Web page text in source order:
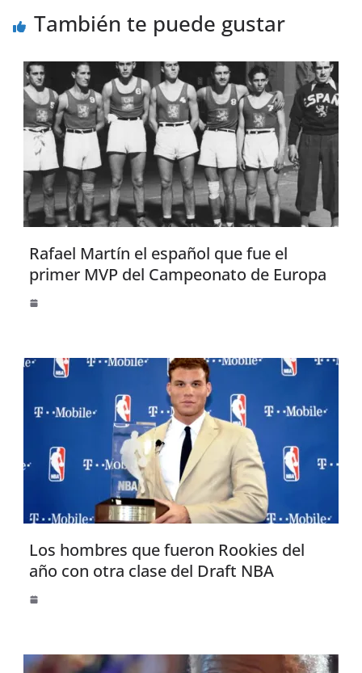
También te puede gustar
Rafael Martín el español que fue el
primer MVP del Campeonato de Europa
Los hombres que fueron Rookies del
año con otra clase del Draft NBA